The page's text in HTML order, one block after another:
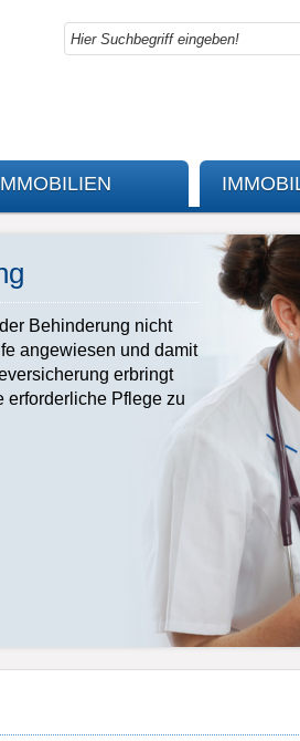
Behinderung nicht
angewiesen und damit
erbringt
erforderliche Pflege zu